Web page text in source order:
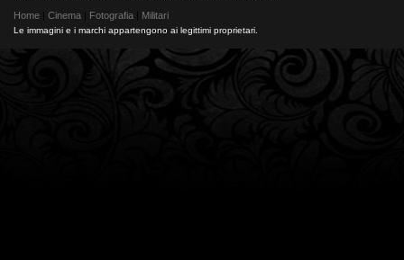
Home Cinema Fotografia Militari
Le immagini e i marchi appartengono ai legittimi proprietari.